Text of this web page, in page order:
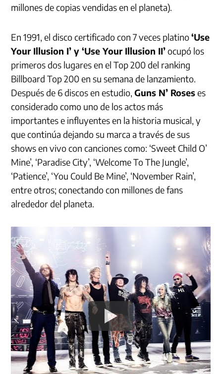
millones de copias vendidas en el planeta).
En 1991, el disco certificado con 7 veces platino‘Use
Your Illusion I’ y ‘Use Your Illusion II’ocupó los
primeros dos lugares en el Top 200 del ranking
Billboard Top 200 en su semana de lanzamiento.
Después de 6 discos en estudio,Guns N’ Roseses
considerado como uno de los actos más
importantes e influyentes en la historia musical, y
que continúa dejando su marca a través de sus
shows en vivo con canciones como: ‘Sweet Child O’
Mine’, ‘Paradise City’, ‘Welcome To The Jungle’,
‘Patience’, ‘You Could Be Mine’, ‘November Rain’,
entre otros; conectando con millones de fans
alrededor del planeta.